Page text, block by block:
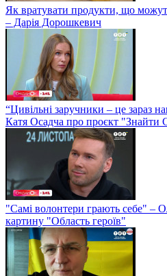
Як вратувати продукти, що
– Дарія Дорошкевич
“Цивільні заручники – це зараз
Катя Осадча про проєкт "Знайти
"Самі волонтери грають себе" –
картину "Область героїв"